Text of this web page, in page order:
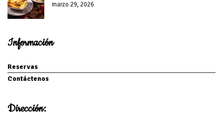
marzo 29, 2026
Información
Reservas
Contáctenos
Dirección: